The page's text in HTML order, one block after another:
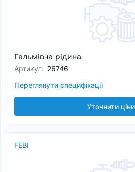
Гальмівна рідина
Артикул: 26746
Переглянути специфікації
Уточнити ціни
FEBI